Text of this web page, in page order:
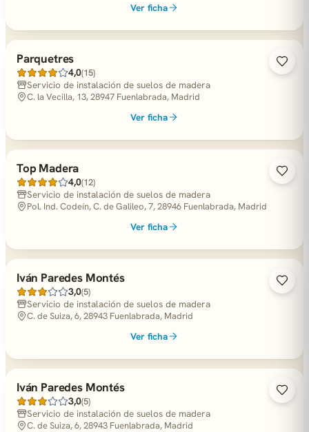
Ver ficha
Parquetres
4,0(15)
Servicio de instalación de suelos de madera
C. la Vecilla, 13, 28947 Fuenlabrada, Madrid
Ver ficha
Top Madera
4,0(12)
Servicio de instalación de suelos de madera
Pol. Ind. Codeín, C. de Galileo, 7, 28946 Fuenlabrada, Madrid
Ver ficha
Iván Paredes Montés
3,0(5)
Servicio de instalación de suelos de madera
C. de Suiza, 6, 28943 Fuenlabrada, Madrid
Ver ficha
Iván Paredes Montés
3,0(5)
Servicio de instalación de suelos de madera
C. de Suiza, 6, 28943 Fuenlabrada, Madrid